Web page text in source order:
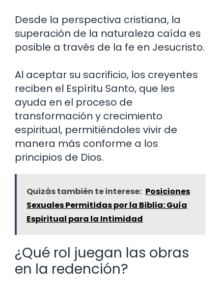
Desde la perspectiva cristiana, la
superación de la naturaleza caída es
posible a través de la fe en Jesucristo.
Al aceptar su sacrificio, los creyentes
reciben el Espíritu Santo, que les
ayuda en el proceso de
transformación y crecimiento
espiritual, permitiéndoles vivir de
manera más conforme a los
principios de Dios.
Quizás también te interese: Posiciones
Sexuales Permitidas por la Biblia: Guía
Espiritual para la Intimidad
¿Qué rol juegan las obras
en la redención?